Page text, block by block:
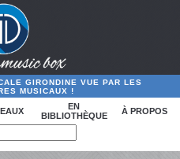
GIRONDINE VUE PAR LES
MUSICAUX !
EN
BIBLIOTHÈQUE
À PROPOS